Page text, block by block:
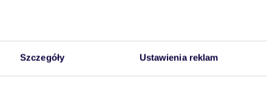
Szczegóły Ustawienia reklam